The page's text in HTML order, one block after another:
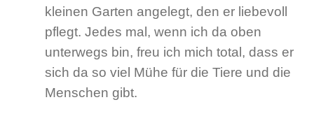
kleinen Garten angelegt, den er liebevoll
pflegt. Jedes mal, wenn ich da oben
unterwegs bin, freu ich mich total, dass er
sich da so viel Mühe für die Tiere und die
Menschen gibt.